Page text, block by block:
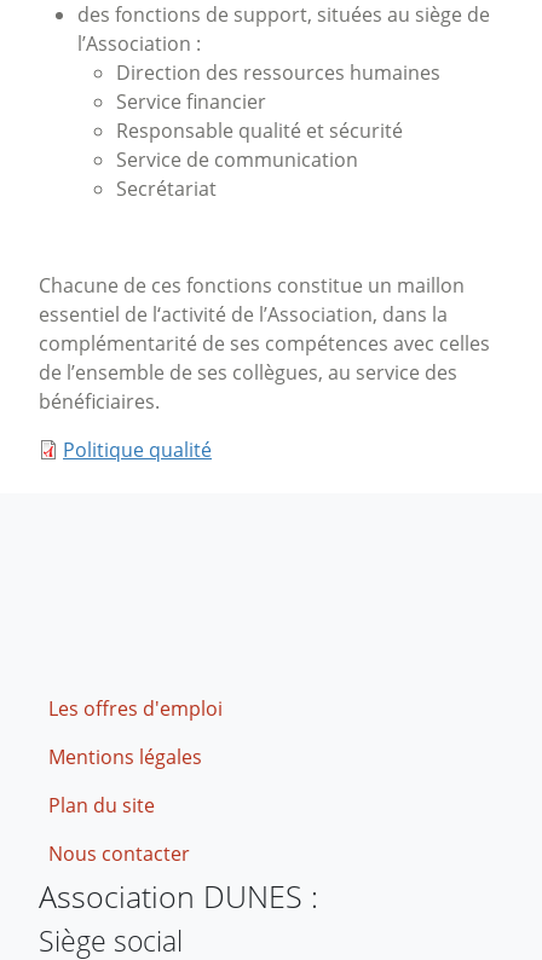
des fonctions de support, situées au siège de
l’Association :
Direction des ressources humaines
Service financier
Responsable qualité et sécurité
Service de communication
Secrétariat
Chacune de ces fonctions constitue un maillon
essentiel de l‘activité de l’Association, dans la
complémentarité de ses compétences avec celles
de l’ensemble de ses collègues, au service des
bénéficiaires.
Politique qualité
Footer
Les offres d'emploi
Mentions légales
Plan du site
Nous contacter
Association DUNES :
Siège social